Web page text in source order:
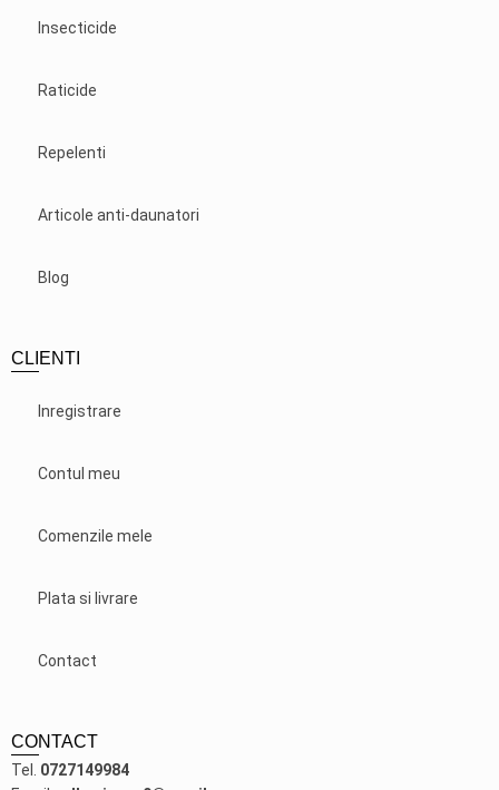
Insecticide
Raticide
Repelenti
Articole anti-daunatori
Blog
CLIENTI
Inregistrare
Contul meu
Comenzile mele
Plata si livrare
Contact
CONTACT
Tel. 0727149984